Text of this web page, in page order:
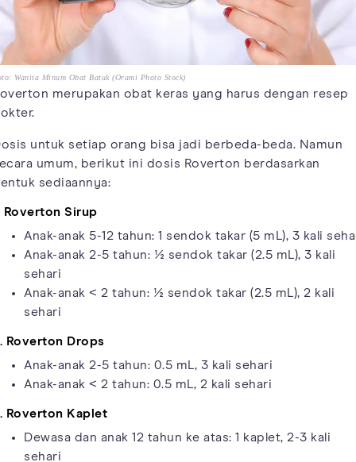
Wanita Minum Obat Batuk (Orami Photo Stock)
merupakan obat keras yang harus dengan resep
untuk setiap orang bisa jadi berbeda-beda. Namun
umum, berikut ini dosis Roverton berdasarkan
sediaannya:
Roverton Sirup
Anak-anak 5-12 tahun: 1 sendok takar (5 mL), 3 kali
Anak-anak 2-5 tahun: ½ sendok takar (2.5 mL), 3 kali
sehari
Anak-anak < 2 tahun: ½ sendok takar (2.5 mL), 2 kali
sehari
Roverton Drops
Anak-anak 2-5 tahun: 0.5 mL, 3 kali sehari
Anak-anak < 2 tahun: 0.5 mL, 2 kali sehari
Roverton Kaplet
Dewasa dan anak 12 tahun ke atas: 1 kaplet, 2-3 kali
sehari